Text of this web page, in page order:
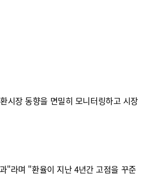
시장 동향을 면밀히 모니터링하고 시장
"라며 "환율이 지난 4년간 고점을 꾸준